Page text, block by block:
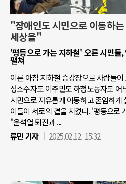
"장애인도 시민으로 이동하
세상을"
'평등으로 가는 지하철' 오른 시민들
펼쳐
이른 아침 지하철 승강장으로 사람들
성소수자도 이주민도 하청노동자도 어
시민으로 자유롭게 이동하고 존엄하게
이들이 서로의 곁을 지켰다. '평등으로
"윤석열 퇴진과 ...
류민 기자
2025.02.12. 15:32